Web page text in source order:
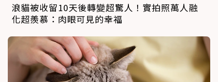
浪貓被收留10天後轉變超驚人！實拍照萬人融
化超羨慕：肉眼可見的幸福